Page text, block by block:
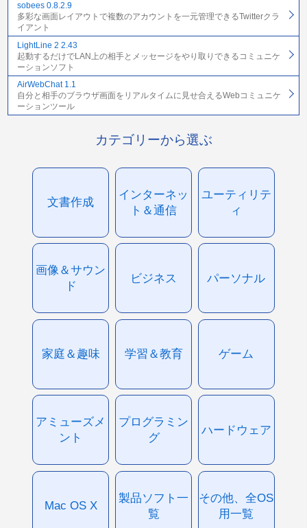
sobees 0.8.2.9
多彩な画面レイアウトで複数のアカウントを一元管理できるTwitterクラ
イアント
LightLine 2 2.43
起動するだけでLAN上の相手とメッセージをやり取りできるコミュニケ
ーションソフト
AirWebChat 1.1
自分と相手のブラウザ画面をリアルタイムに見せ合えるWebコミュニケ
ーションツール
カテゴリーから選ぶ
文書作成
インターネッ
ト＆通信
ユーティリテ
ィ
画像＆サウン
ド
ビジネス パーソナル
家庭＆趣味 学習＆教育 ゲーム
アミューズメ
ント
プログラミン
グ
ハードウェア
Mac OS X
製品ソフト一
覧
その他、全OS
用一覧